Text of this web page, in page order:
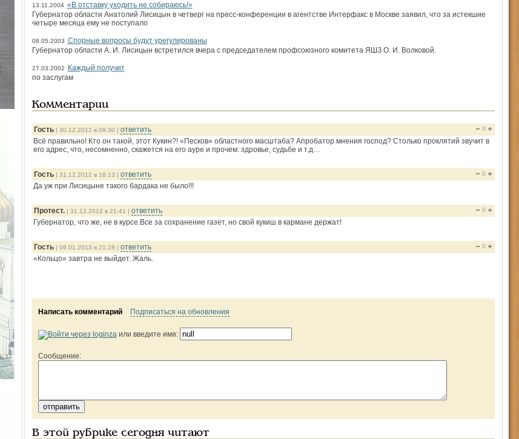
13.11.2004 «В отставку уходить не собираюсь!»
Губернатор области Анатолий Лисицын в четверг на пресс-конференции в агентстве Интерфакс в Москве заявил, что за истекшие
четыре месяца ему не поступало
08.05.2003 Спорные вопросы будут урегулированы
Губернатор области А. И. Лисицын встретился вчера с председателем профсоюзного комитета ЯШЗ О. И. Волковой.
27.03.2002
Каждый получит
по заслугам
Комментарии
Гость| 30.12.2012 в 09:30 | ответить 0
Всё правильно! Кто он такой, этот Кукин?! «Песков» областного масштаба? Апробатор мнения господ? Столько проклятий звучит в
его адрес, что, несомненно, скажется на его ауре и прочем: здровье, судьбе и т.д…
Гость| 31.12.2012 в 18:13 | ответить 0
Да уж при Лисицыне такого бардака не было!!!
Протест.| 31.12.2012 в 21:41 | ответить 0
Губернатор, что же, не в курсе.Все за сохранение газет, но свой кукиш в кармане держат!
Гость| 09.01.2013 в 21:28 | ответить 0
«Кольцо» завтра не выйдет. Жаль.
Написать комментарий Подписаться на обновления
или введите имя:
Сообщение:
В этой рубрике сегодня читают